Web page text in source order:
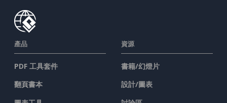
產品
PDF 工具套件
翻頁書本
資源
書籍/幻燈片
設計/圖表